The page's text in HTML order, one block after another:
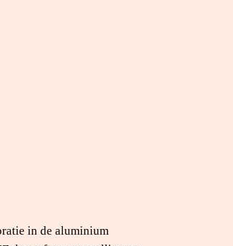
in de aluminium